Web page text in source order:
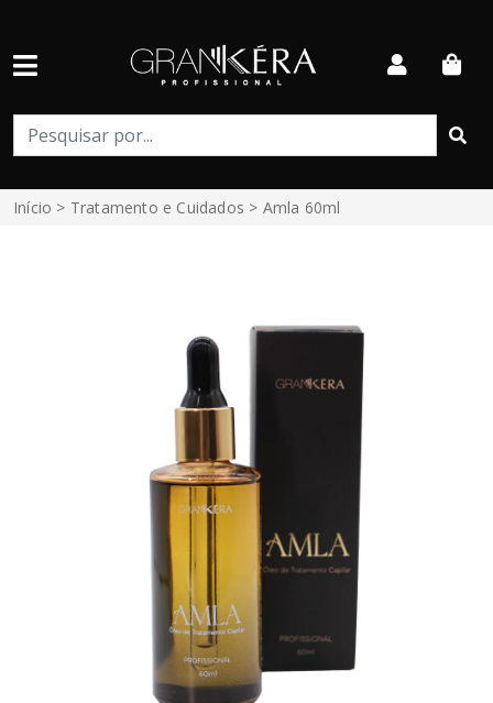
Início > Tratamento e Cuidados > Amla 60ml